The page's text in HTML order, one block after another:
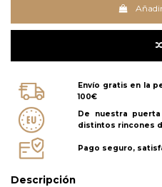
Envío gratis en la
100€
De nuestra
distintos rincones
Pago seguro,
Descripción